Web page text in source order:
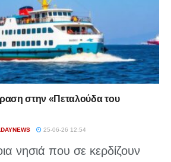
στην «Πεταλούδα του
25-06-26 12:54
νησιά που σε κερδίζουν